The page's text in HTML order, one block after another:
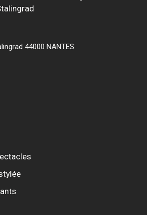
44000 NANTES